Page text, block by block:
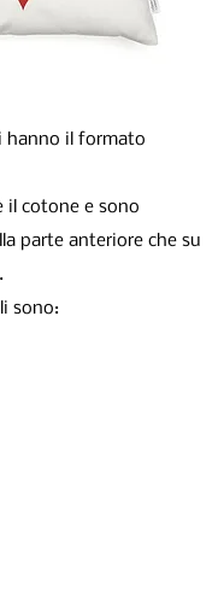
hanno il formato
il cotone e sono
parte anteriore che su
sono: